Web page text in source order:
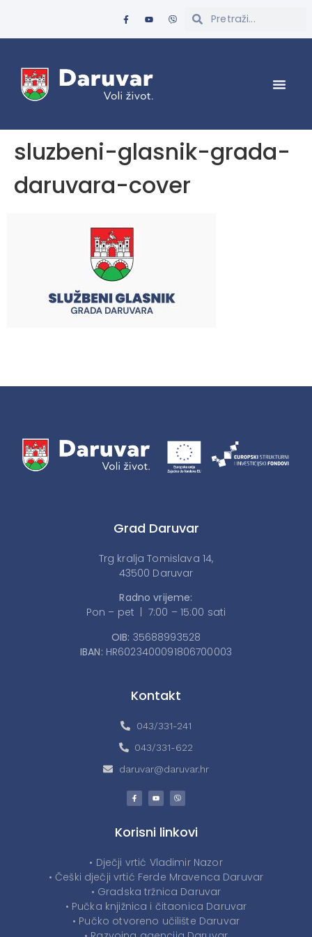
sluzbeni-glasnik-grada-
daruvara-cover
Grad Daruvar
Trg kralja Tomislava 14,
43500 Daruvar
Radno vrijeme:
Pon – pet | 7:00 – 15:00 sati
OIB: 35688993528
IBAN: HR6023400091806700003
Kontakt
043/331-241
043/331-622
daruvar@daruvar.hr
Korisni linkovi
• Dječji vrtić Vladimir Nazor
• Češki dječji vrtić Ferde Mravenca Daruvar
• Gradska tržnica Daruvar
• Pučka knjižnica i čitaonica Daruvar
• Pučko otvoreno učilište Daruvar